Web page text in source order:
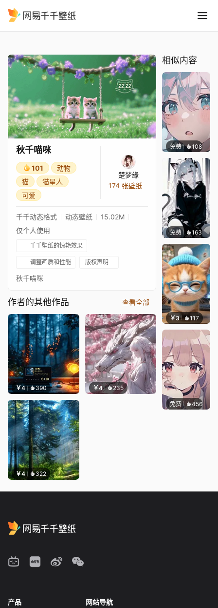
秋千喵咪
101
动物
猫
猫星人
可爱
楚梦缘
174 张壁纸
千千动态格式 动态壁纸
15.02M
仅个人使用
千千壁纸的惊艳效果
调整画质和性能 版权声明
秋千喵咪
作者的其他作品 查看全部
￥4 390 ￥4 235
￥4 322
相似内容
免费 108渔小小
免费 163渔小小
￥3 117 豆子
免费 456渔小小
产品 网站导航